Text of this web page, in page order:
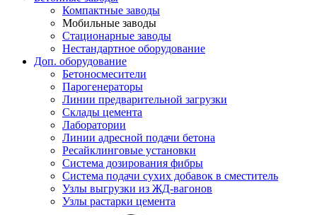
Компактные заводы
Мобильные заводы
Стационарные заводы
Нестандартное оборудование
Доп. оборудование
Бетоносмесители
Парогенераторы
Линии предварительной загрузки
Склады цемента
Лаборатории
Линии адресной подачи бетона
Ресайклинговые установки
Система дозирования фибры
Система подачи сухих добавок в сместитель
Узлы выгрузки из ЖД-вагонов
Узлы растарки цемента